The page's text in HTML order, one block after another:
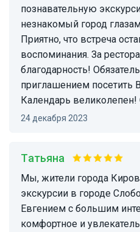
познавательную
незнакомый город
Приятно, что встреча
воспоминания. За
благодарность!
приглашением посетить
Календарь великолепен!
24 декабря 2023
Татьяна
Мы, жители города Кирова, впервые были на
экскурсии в городе
Евгением с большим
комфортное и